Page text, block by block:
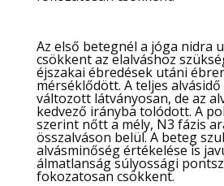
Az első betegnél a jóga nidra
csökkent az elalváshoz
éjszakai ébredések utáni
mérséklődött. A teljes
változott látványosan, de az
kedvező irányba tolódott. A
szerint nőtt a mély, N3 fázis
összalváson belül. A beteg
alvásminőség értékelése is
álmatlanság súlyossági
fokozatosan csökkent.